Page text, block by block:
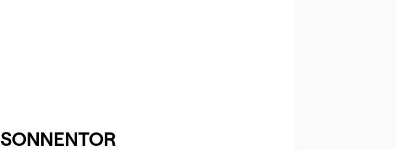
SONNENTOR